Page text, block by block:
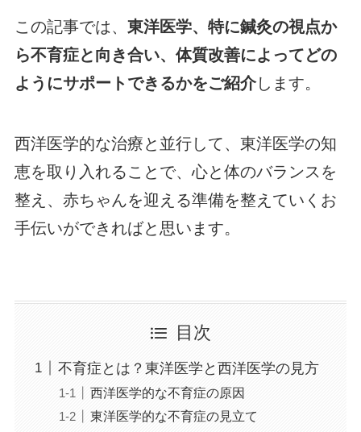
この記事では、 東洋医学、特に鍼灸の視点か
ら不育症と向き合い、体質改善によってどの
ようにサポートできるかをご紹介します。
西洋医学的な治療と並行して、東洋医学の知
恵を取り入れることで、心と体のバランスを
整え、赤ちゃんを迎える準備を整えていくお
手伝いができればと思います。
目次
不育症とは？東洋医学と西洋医学の見方
西洋医学的な不育症の原因
東洋医学的な不育症の見立て